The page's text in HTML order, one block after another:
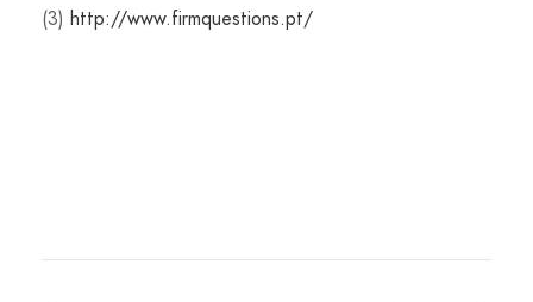
(3) http://www.firmquestions.pt/